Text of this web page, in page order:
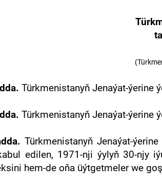
Türkmenistanyň Jenaýat-ýerine
Türkmenistanyň Jenaýat-ýerine
Türkmenistanyň Jenaýat-
edilen, 1971-nji ýylyň 30-njy
hem-de oňa üýtgetmeler we